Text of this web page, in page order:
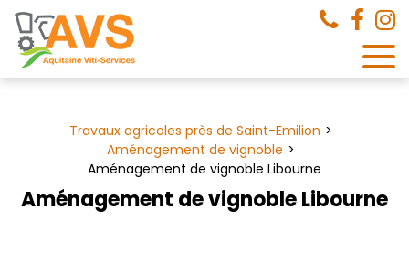
Travaux agricoles près de Saint-Emilion
Aménagement de vignoble
Aménagement de vignoble Libourne
Aménagement de vignoble Libourne
Panneau de gestion des cookies